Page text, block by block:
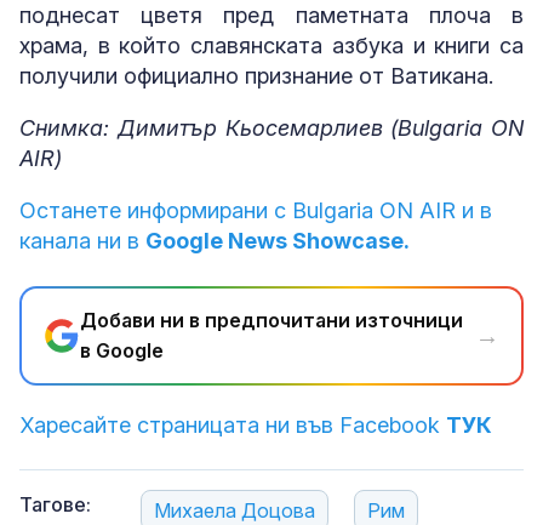
поднесат цветя пред паметната плоча в
храма, в който славянската азбука и книги са
получили официално признание от Ватикана.
Снимка: Димитър Кьосемарлиев (Bulgaria ON
AIR)
Останете информирани с Bulgaria ON AIR и в
канала ни в Google News Showcase.
Добави ни в предпочитани източници
в Google
→
Харесайте страницата ни във Facebook ТУК
Тагове: Михаела Доцова Рим